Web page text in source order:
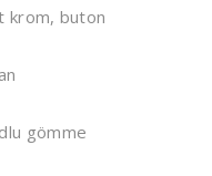
krom, buton
gömme